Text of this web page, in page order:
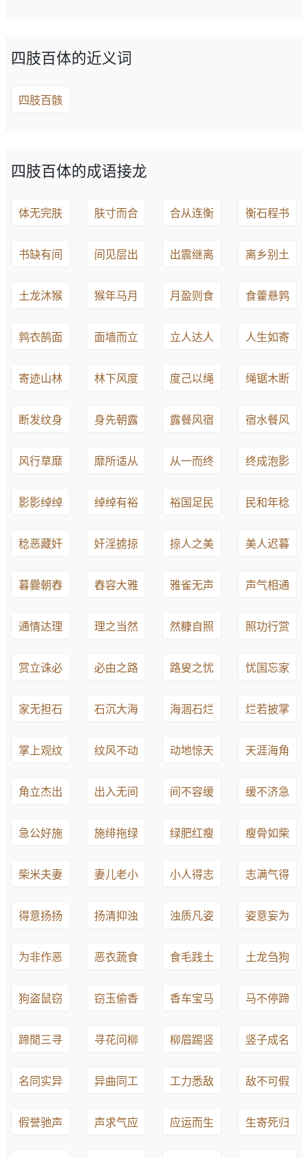
四肢百体的近义词
四肢百骸
四肢百体的成语接龙
体无完肤 肤寸而合 合从连衡 衡石程书
书缺有间 间见层出 出震继离 离乡别土
土龙沐猴 猴年马月 月盈则食 食藿悬鹑
鹑衣鹄面 面墙而立 立人达人 人生如寄
寄迹山林 林下风度 度己以绳 绳锯木断
断发纹身 身先朝露 露餐风宿 宿水餐风
风行草靡 靡所适从 从一而终 终成泡影
影影绰绰 绰绰有裕 裕国足民 民和年稔
稔恶藏奸 奸淫掳掠 掠人之美 美人迟暮
暮爨朝舂 舂容大雅 雅雀无声 声气相通
通情达理 理之当然 然糠自照 照功行赏
赏立诛必 必由之路 路叟之忧 忧国忘家
家无担石 石沉大海 海涸石烂 烂若披掌
掌上观纹 纹风不动 动地惊天 天涯海角
角立杰出 出入无间 间不容缓 缓不济急
急公好施 施绯拖绿 绿肥红瘦 瘦骨如柴
柴米夫妻 妻儿老小 小人得志 志满气得
得意扬扬 扬清抑浊 浊质凡姿 姿意妄为
为非作恶 恶衣蔬食 食毛践土 土龙刍狗
狗盗鼠窃 窃玉偷香 香车宝马 马不停蹄
蹄閒三寻 寻花问柳 柳眉踢竖 竖子成名
名同实异 异曲同工 工力悉敌 敌不可假
假誉驰声 声求气应 应运而生 生寄死归